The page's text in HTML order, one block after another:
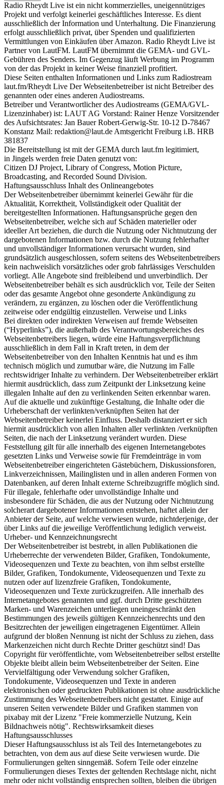
Radio Rheydt Live ist ein nicht kommerzielles, uneigennütziges
Projekt und verfolgt keinerlei geschäftliches Interesse. Es dient
ausschließlich der Information und Unterhaltung. Die Finanzierung
erfolgt ausschließlich privat, über Spenden und qualifizierten
Vermittlungen von Einkäufen über Amazon. Radio Rheydt Live ist
Partner von LautFM. LautFM übernimmt die GEMA- und GVL-
Gebühren des Senders. Im Gegenzug läuft Werbung im Programm
von der das Projekt in keiner Weise finanziell profitiert.
Diese Seiten enthalten Informationen und Links zum Radiostream
laut.fm/Rheydt Live Der Webseitenbetreiber ist nicht Betreiber des
genannten oder eines anderen Audiostreams.
Betreiber und Verantwortlicher des Audiostreams (GEMA/GVL-
Lizenzinhaber) ist: LAUT AG Vorstand: Rainer Henze Vorsitzender
des Aufsichtsrates: Jan Bauer Robert-Gerwig-Str. 10-12 D-78467
Konstanz Mail: redaktion@laut.de Amtsgericht Freiburg i.B. HRB
381837
Die Bereitstellung ist mit der GEMA durch laut.fm legitimiert,
in Jingels werden freie Daten genutzt von:
Citizen DJ Project, Library of Congress, Motion Picture,
Broadcasting, and Recorded Sound Division.
Haftungsausschluss Inhalt des Onlineangebotes
Der Webseitenbetreiber übernimmt keinerlei Gewähr für die
Aktualität, Korrektheit, Vollständigkeit oder Qualität der
bereitgestellten Informationen. Haftungsansprüche gegen den
Webseitenbetreiber, welche sich auf Schäden materieller oder
ideeller Art beziehen, die durch die Nutzung oder Nichtnutzung der
dargebotenen Informationen bzw. durch die Nutzung fehlerhafter
und unvollständiger Informationen verursacht wurden, sind
grundsätzlich ausgeschlossen, sofern seitens des Webseitenbetreibers
kein nachweislich vorsätzliches oder grob fahrlässiges Verschulden
vorliegt. Alle Angebote sind freibleibend und unverbindlich. Der
Webseitenbetreiber behält es sich ausdrücklich vor, Teile der Seiten
oder das gesamte Angebot ohne gesonderte Ankündigung zu
verändern, zu ergänzen, zu löschen oder die Veröffentlichung
zeitweise oder endgültig einzustellen. Verweise und Links
Bei direkten oder indirekten Verweisen auf fremde Webseiten
(“Hyperlinks”), die außerhalb des Verantwortungsbereiches des
Webseitenbetreibers liegen, würde eine Haftungsverpflichtung
ausschließlich in dem Fall in Kraft treten, in dem der
Webseitenbetreiber von den Inhalten Kenntnis hat und es ihm
technisch möglich und zumutbar wäre, die Nutzung im Falle
rechtswidriger Inhalte zu verhindern. Der Webseitenbetreiber erklärt
hiermit ausdrücklich, dass zum Zeitpunkt der Linksetzung keine
illegalen Inhalte auf den zu verlinkenden Seiten erkennbar waren.
Auf die aktuelle und zukünftige Gestaltung, die Inhalte oder die
Urheberschaft der verlinkten/verknüpften Seiten hat der
Webseitenbetreiber keinerlei Einfluss. Deshalb distanziert er sich
hiermit ausdrücklich von allen Inhalten aller verlinkten /verknüpften
Seiten, die nach der Linksetzung verändert wurden. Diese
Feststellung gilt für alle innerhalb des eigenen Internetangebotes
gesetzten Links und Verweise sowie für Fremdeinträge in vom
Webseitenbetreiber eingerichteten Gästebüchern, Diskussionsforen,
Linkverzeichnissen, Mailinglisten und in allen anderen Formen von
Datenbanken, auf deren Inhalt externe Schreibzugriffe möglich sind.
Für illegale, fehlerhafte oder unvollständige Inhalte und
insbesondere für Schäden, die aus der Nutzung oder Nichtnutzung
solcherart dargebotener Informationen entstehen, haftet allein der
Anbieter der Seite, auf welche verwiesen wurde, nichtderjenige, der
über Links auf die jeweilige Veröffentlichung lediglich verweist.
Urheber- und Kennzeichnungsrecht
Der Webseitenbetreiber ist bestrebt, in allen Publikationen die
Urheberrechte der verwendeten Bilder, Grafiken, Tondokumente,
Videosequenzen und Texte zu beachten, von ihm selbst erstellte
Bilder, Grafiken, Tondokumente, Videosequenzen und Texte zu
nutzen oder auf lizenzfreie Grafiken, Tondokumente,
Videosequenzen und Texte zurückzugreifen. Alle innerhalb des
Internetangebotes genannten und ggf. durch Dritte geschützten
Marken- und Warenzeichen unterliegen uneingeschränkt den
Bestimmungen des jeweils gültigen Kennzeichenrechts und den
Besitzrechten der jeweiligen eingetragenen Eigentümer. Allein
aufgrund der bloßen Nennung ist nicht der Schluss zu ziehen, dass
Markenzeichen nicht durch Rechte Dritter geschützt sind! Das
Copyright für veröffentlichte, vom Webseitenbetreiber selbst erstellte
Objekte bleibt allein beim Webseitenbetreiber der Seiten. Eine
Vervielfältigung oder Verwendung solcher Grafiken,
Tondokumente, Videosequenzen und Texte in anderen
elektronischen oder gedruckten Publikationen ist ohne ausdrückliche
Zustimmung des Webseitenbetreibers nicht gestattet. Einige auf
unseren Seiten verwendete Bilder und Grafiken stammen von
pixabay mit der Lizenz "Freie kommerzielle Nutzung, Kein
Bildnachweis nötig". Rechtswirksamkeit dieses
Haftungsausschlusses
Dieser Haftungsausschluss ist als Teil des Internetangebotes zu
betrachten, von dem aus auf diese Seite verwiesen wurde. Die
Formulierungen gelten sinngemäß. Sofern Teile oder einzelne
Formulierungen dieses Textes der geltenden Rechtslage nicht, nicht
mehr oder nicht vollständig entsprechen sollten, bleiben die übrigen